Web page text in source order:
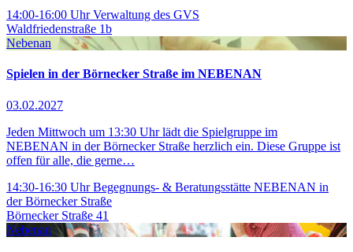
14:00-16:00 UhrVerwaltung des GVS
Waldfriedenstraße 1b
Nebenan
Spielen in der Börnecker Straße im NEBENAN
03.02.2027
Jeden Mittwoch um 13:30 Uhr lädt die Spielgruppe im
NEBENAN in der Börnecker Straße herzlich ein. Diese Gruppe ist
offen für alle, die gerne…
14:30-16:30 UhrBegegnungs- & Beratungsstätte NEBENAN in
der Börnecker Straße
Börnecker Straße 41
Nebenan